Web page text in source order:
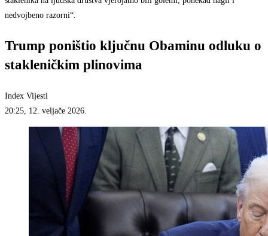
nedvojbeno razorni“.
Trump poništio ključnu Obaminu odluku o
stakleničkim plinovima
Index Vijesti
20:25, 12. veljače 2026.